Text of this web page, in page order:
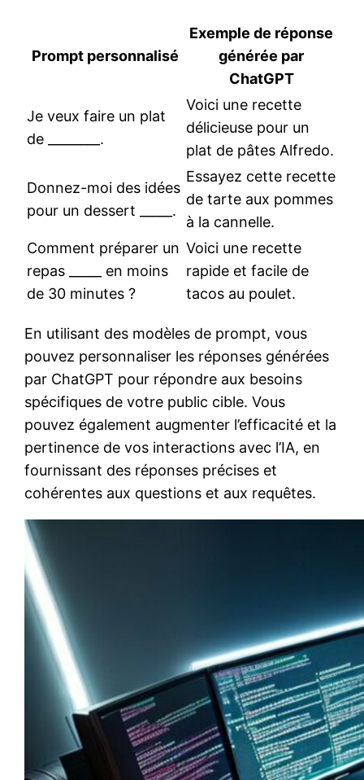
Prompt personnalisé
Exemple de réponse
générée par
ChatGPT
Je veux faire un plat
de ________.
Voici une recette
délicieuse pour un
plat de pâtes Alfredo.
Donnez-moi des idées
pour un dessert _____.
Essayez cette recette
de tarte aux pommes
à la cannelle.
Comment préparer un
repas _____ en moins
de 30 minutes ?
Voici une recette
rapide et facile de
tacos au poulet.
En utilisant des modèles de prompt, vous
pouvez personnaliser les réponses générées
par ChatGPT pour répondre aux besoins
spécifiques de votre public cible. Vous
pouvez également augmenter l’efficacité et la
pertinence de vos interactions avec l’IA, en
fournissant des réponses précises et
cohérentes aux questions et aux requêtes.